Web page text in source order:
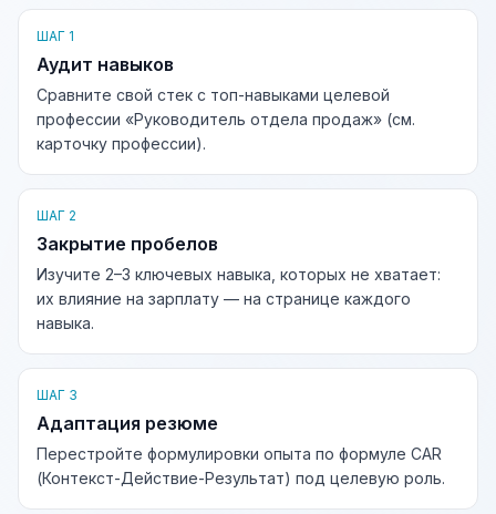
ШАГ 1
Аудит навыков
Сравните свой стек с топ-навыками целевой
профессии «Руководитель отдела продаж» (см.
карточку профессии).
ШАГ 2
Закрытие пробелов
Изучите 2–3 ключевых навыка, которых не хватает:
их влияние на зарплату — на странице каждого
навыка.
ШАГ 3
Адаптация резюме
Перестройте формулировки опыта по формуле CAR
(Контекст-Действие-Результат) под целевую роль.